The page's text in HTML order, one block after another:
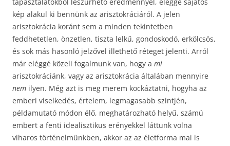
kép alakul ki bennünk az arisztokráciáról. A jelen
arisztokrácia koránt sem a minden tekintetben
feddhetetlen, önzetlen, tiszta lelkű, gondoskodó, erkölcsös,
és sok más hasonló jelzővel illethető réteget jelenti. Arról
már eléggé közeli fogalmunk van, hogy a mi
arisztokráciánk, vagy az arisztokrácia általában mennyire
nem ilyen. Még azt is meg merem kockáztatni, hogyha az
emberi viselkedés, értelem, legmagasabb szintjén,
példamutató módon élő, meghatározható helyű, számú
embert a fenti idealisztikus erényekkel láttunk volna
viharos történelmünkben, akkor az az életforma mai is